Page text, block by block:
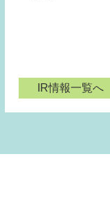
IR情報一覧へ